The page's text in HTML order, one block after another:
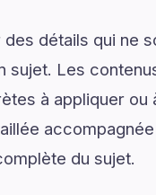
détails qui ne
sujet. Les
à appliquer ou
du sujet.